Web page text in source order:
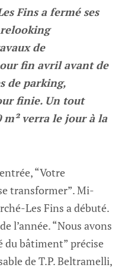
Fins a fermé ses
de
fin avril avant de
de parking,
finie. Un tout
m² verra le jour à la
“Votre
transformer”. Mi-
Les Fins a débuté.
l’année. “Nous avons
du bâtiment” précise
de T.P. Beltramelli,